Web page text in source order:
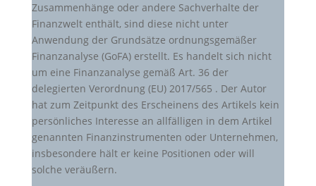
Zusammenhänge oder andere Sachverhalte der
Finanzwelt enthält, sind diese nicht unter
Anwendung der Grundsätze ordnungsgemäßer
Finanzanalyse (GoFA) erstellt. Es handelt sich nicht
um eine Finanzanalyse gemäß Art. 36 der
delegierten Verordnung (EU) 2017/565 . Der Autor
hat zum Zeitpunkt des Erscheinens des Artikels kein
persönliches Interesse an allfälligen in dem Artikel
genannten Finanzinstrumenten oder Unternehmen,
insbesondere hält er keine Positionen oder will
solche veräußern.